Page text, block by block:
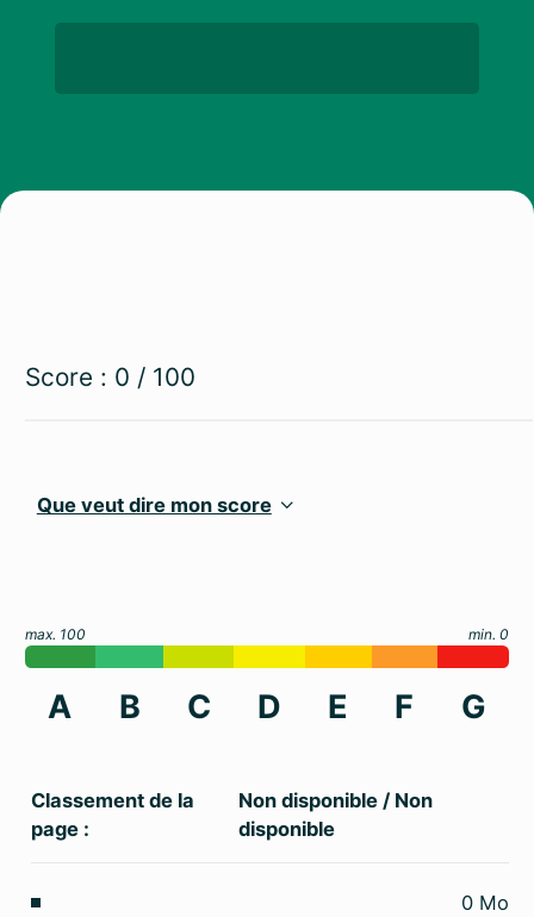
Score : 0 / 100
Que veut dire mon score
max. 100 min. 0
A B C D E F G
Classement de la
page :
Non disponible / Non
disponible
0 Mo